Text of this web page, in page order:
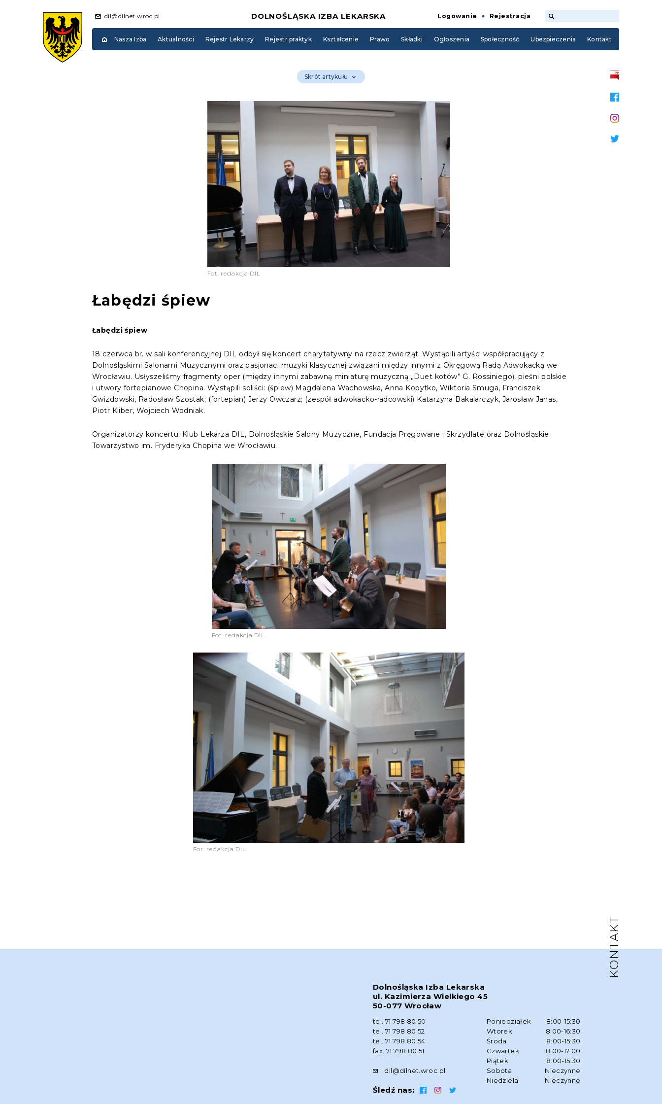
dil@dilnet.wroc.pl DOLNOŚLĄSKA IZBA LEKARSKA Logowanie Rejestracja
Nasza Izba Aktualności Rejestr Lekarzy Rejestr praktyk Kształcenie Prawo Składki Ogłoszenia Społeczność Ubezpieczenia Kontakt
Skrót artykułu
Fot. redakcja DIL
Łabędzi śpiew
Łabędzi śpiew
18 czerwca br. w sali konferencyjnej DIL odbył się koncert charytatywny na rzecz zwierząt. Wystąpili artyści współpracujący z
Dolnośląskimi Salonami Muzycznymi oraz pasjonaci muzyki klasycznej związani między innymi z Okręgową Radą Adwokacką we
Wrocławiu. Usłyszeliśmy fragmenty oper (między innymi zabawną miniaturę muzyczną „Duet kotów” G. Rossiniego), pieśni polskie
i utwory fortepianowe Chopina. Wystąpili soliści: (śpiew) Magdalena Wachowska, Anna Kopytko, Wiktoria Smuga, Franciszek
Gwizdowski, Radosław Szostak; (fortepian) Jerzy Owczarz; (zespół adwokacko-radcowski) Katarzyna Bakalarczyk, Jarosław Janas,
Piotr Kliber, Wojciech Wodniak.
Organizatorzy koncertu: Klub Lekarza DIL, Dolnośląskie Salony Muzyczne, Fundacja Pręgowane i Skrzydlate oraz Dolnośląskie
Towarzystwo im. Fryderyka Chopina we Wrocławiu.
Fot. redakcja DIL
For. redakcja DIL
KONTAKT
Dolnośląska Izba Lekarska
ul. Kazimierza Wielkiego 45
50-077 Wrocław
tel. 71 798 80 50
tel. 71 798 80 52
tel. 71 798 80 54
fax. 71 798 80 51
dil@dilnet.wroc.pl
Śledź nas:
Poniedziałek
8:00-15:30
Wtorek
8:00-16:30
Środa
8:00-15:30
Czwartek
8:00-17:00
Piątek
8:00-15:30
Sobota
Nieczynne
Niedziela
Nieczynne